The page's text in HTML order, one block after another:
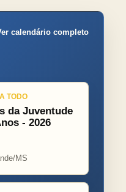
calendário completo
TODO
da Juventude
- 2026
MS